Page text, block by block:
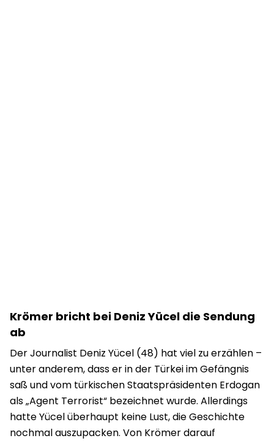
Krömer bricht bei Deniz Yücel die Sendung
ab
Der Journalist Deniz Yücel (48) hat viel zu erzählen –
unter anderem, dass er in der Türkei im Gefängnis
saß und vom türkischen Staatspräsidenten Erdogan
als „Agent Terrorist“ bezeichnet wurde. Allerdings
hatte Yücel überhaupt keine Lust, die Geschichte
nochmal auszupacken. Von Krömer darauf